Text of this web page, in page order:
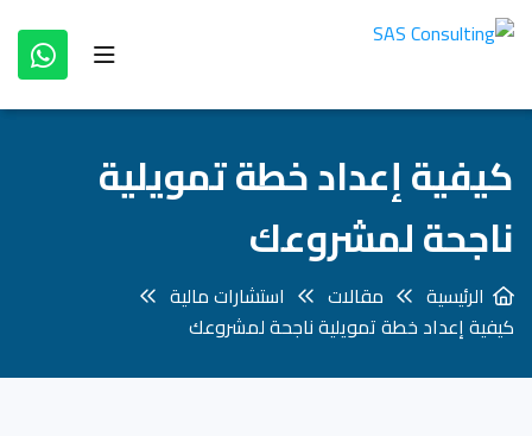
كيفية إعداد خطة تمويلية
ناجحة لمشروعك
الرئيسية مقالات
استشارات مالية
كيفية إعداد خطة تمويلية ناجحة لمشروعك